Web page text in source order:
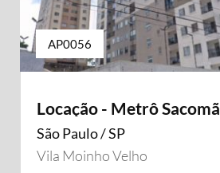
AP0056
Locação - Metrô Sacomã
São Paulo / SP
Vila Moinho Velho